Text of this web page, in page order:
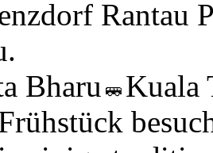
Rantau
Bharu
Kuala